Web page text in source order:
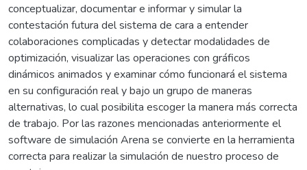
conceptualizar, documentar e informar y simular la
contestación futura del sistema de cara a entender
colaboraciones complicadas y detectar modalidades de
optimización, visualizar las operaciones con gráficos
dinámicos animados y examinar cómo funcionará el sistema
en su configuración real y bajo un grupo de maneras
alternativas, lo cual posibilita escoger la manera más correcta
de trabajo. Por las razones mencionadas anteriormente el
software de simulación Arena se convierte en la herramienta
correcta para realizar la simulación de nuestro proceso de